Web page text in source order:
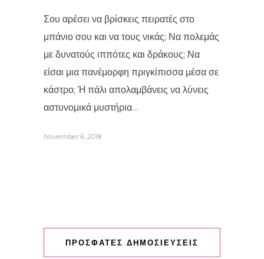
Σου αρέσει να βρίσκεις πειρατές στο
μπάνιο σου και να τους νικάς; Να πολεμάς
με δυνατούς ιππότες και δράκους; Να
είσαι μια πανέμορφη πριγκίπισσα μέσα σε
κάστρο; Ή πάλι απολαμβάνεις να λύνεις
αστυνομικά μυστήρια…
November 6, 2018
ΠΡΟΣΦΑΤΕΣ ΔΗΜΟΣΙΕΥΣΕΙΣ